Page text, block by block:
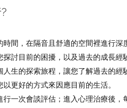
間，在隔音且舒適的空間裡進行深
討目前的困擾，以及過去的成長
生的探索旅程，讓您了解過去的
更好的方式來因應目前的生活。
一次會談評估；進入心理治療後